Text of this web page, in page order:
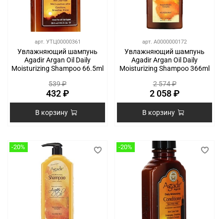
арт. УТЦ00000361
Увлажняющий шампунь
Agadir Argan Oil Daily
Moisturizing Shampoo 66.5ml
539 ₽
432 ₽
В корзину
арт. A0000000172
Увлажняющий шампунь
Agadir Argan Oil Daily
Moisturizing Shampoo 366ml
2 574 ₽
2 058 ₽
В корзину
-20% -20%